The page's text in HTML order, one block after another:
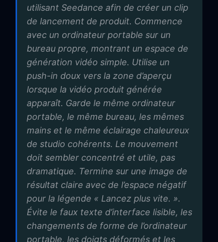
utilisant Seedance afin de créer un clip
de lancement de produit. Commence
avec un ordinateur portable sur un
bureau propre, montrant un espace de
génération vidéo simple. Utilise un
push-in doux vers la zone d’aperçu
lorsque la vidéo produit générée
apparaît. Garde le même ordinateur
portable, le même bureau, les mêmes
mains et le même éclairage chaleureux
de studio cohérents. Le mouvement
doit sembler concentré et utile, pas
dramatique. Termine sur une image de
résultat claire avec de l’espace négatif
pour la légende « Lancez plus vite. ».
Évite le faux texte d’interface lisible, les
changements de forme de l’ordinateur
portable, les doigts déformés et les